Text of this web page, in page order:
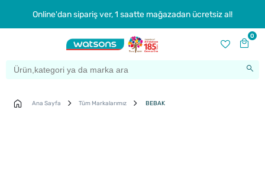
Online'dan sipariş ver, 1 saatte mağazadan ücretsiz al!
0
Ana Sayfa Tüm Markalarımız BEBAK